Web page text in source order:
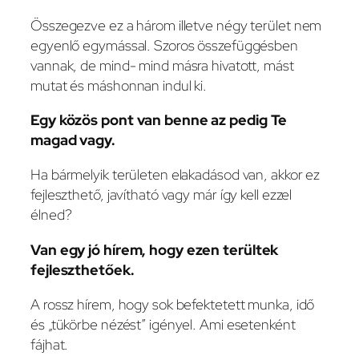
Összegezve ez a három illetve négy terület nem
egyenlő egymással. Szoros összefüggésben
vannak, de mind- mind másra hivatott, mást
mutat és máshonnan indul ki.
Egy közös pont van benne az pedig Te
magad vagy.
Ha bármelyik területen elakadásod van, akkor ez
fejleszthető, javítható vagy már így kell ezzel
élned?
Van egy jó hírem, hogy ezen terültek
fejleszthetőek.
A rossz hírem, hogy sok befektetett munka, idő
és „tükörbe nézést” igényel. Ami esetenként
fájhat.